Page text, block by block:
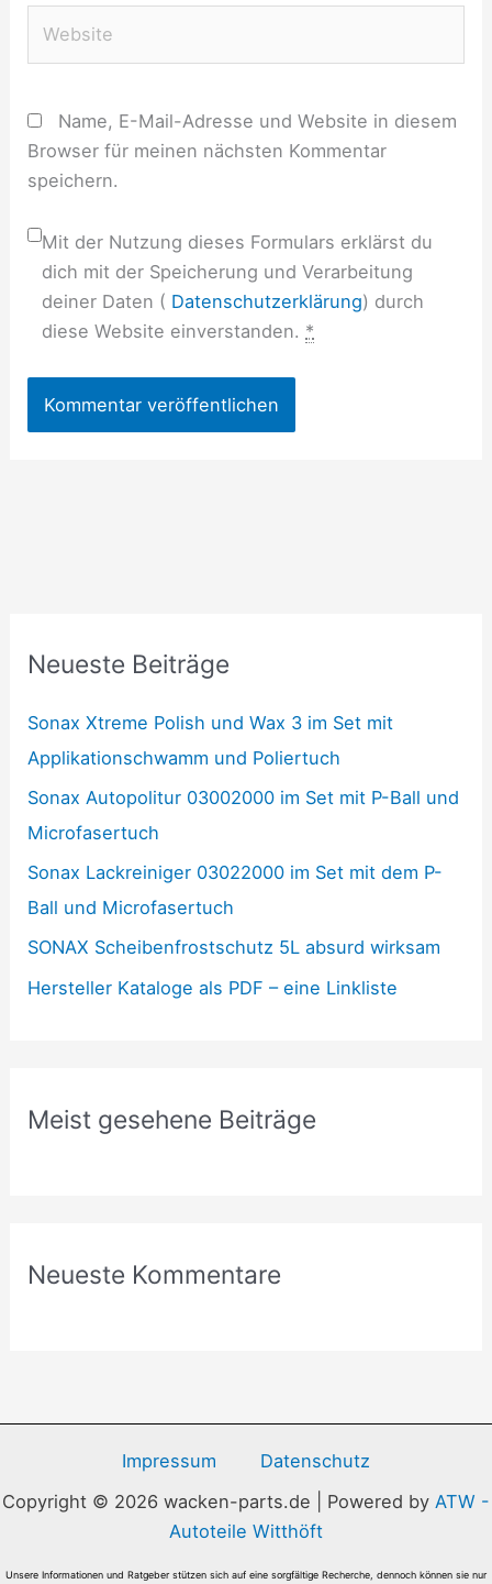
Name, E-Mail-Adresse und Website in diesem
Browser für meinen nächsten Kommentar
speichern.
Mit der Nutzung dieses Formulars erklärst du
dich mit der Speicherung und Verarbeitung
deiner Daten ( Datenschutzerklärung) durch
diese Website einverstanden. *
Neueste Beiträge
Sonax Xtreme Polish und Wax 3 im Set mit
Applikationschwamm und Poliertuch
Sonax Autopolitur 03002000 im Set mit P-Ball und
Microfasertuch
Sonax Lackreiniger 03022000 im Set mit dem P-
Ball und Microfasertuch
SONAX Scheibenfrostschutz 5L absurd wirksam
Hersteller Kataloge als PDF – eine Linkliste
Meist gesehene Beiträge
Neueste Kommentare
Impressum
Datenschutz
Copyright © 2026 wacken-parts.de | Powered by ATW -
Autoteile Witthöft
Unsere Informationen und Ratgeber stützen sich auf eine sorgfältige Recherche, dennoch können sie nur